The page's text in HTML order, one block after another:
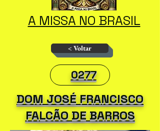
A MISSA NO BRASIL
< Voltar
0277
DOM JOSÉ FRANCISCO
FALCÃO DE BARROS